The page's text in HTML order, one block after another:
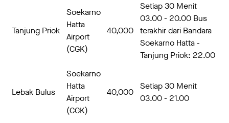
Tanjung Priok
Soekarno
Hatta
Airport
(CGK)
40,000
Setiap 30 Menit
03.00 - 20.00 Bus
terakhir dari Bandara
Soekarno Hatta -
Tanjung Priok: 22.00
Lebak Bulus
Soekarno
Hatta
Airport
(CGK)
40,000
Setiap 30 Menit
03.00 - 21.00